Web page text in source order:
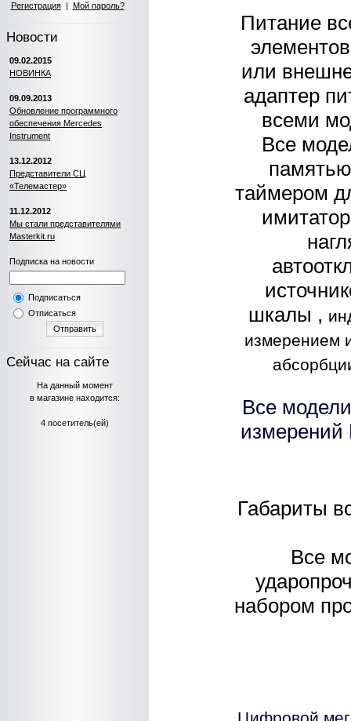
Регистрация| Мой пароль?
Новости
09.02.2015
НОВИНКА
09.09.2013
Обновление программного
обеспечения Mercedes
Instrument
13.12.2012
Представители СЦ
«Телемастер»
11.12.2012
Мы стали представителями
Masterkit.ru
Подписка на новости
Подписаться
Отписаться
Отправить
Сейчас на сайте
На данный момент
в магазине находится:
4 посетитель(ей)
Питание
или
адаптер
всеми
Все
таймером
шкалы ,
измерением
Все
измерений
Габариты
Все
набором